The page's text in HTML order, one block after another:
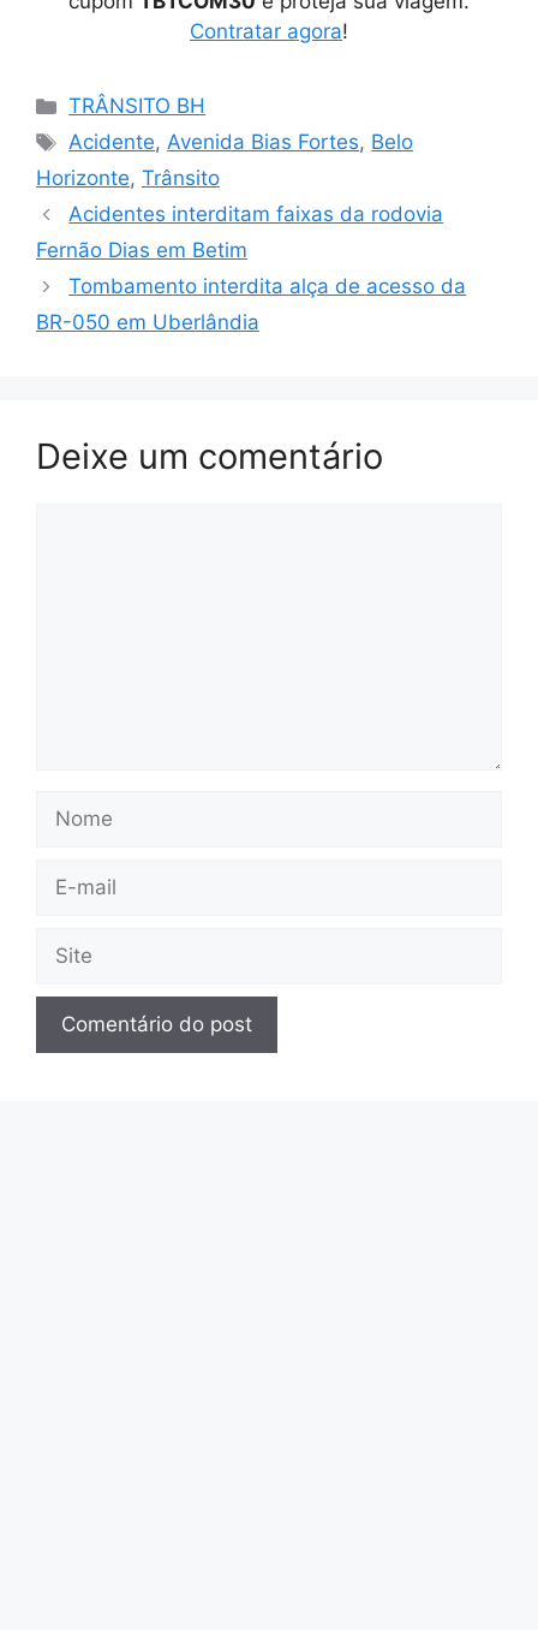
Contratar agora!
Categorias
TRÂNSITO BH
Tags
Acidente,Avenida Bias Fortes, Belo
Horizonte, Trânsito
Acidentes interditam faixas da rodovia
Fernão Dias em Betim
Tombamento interdita alça de acesso da
BR-050 em Uberlândia
Deixe um comentário
Nome
Site